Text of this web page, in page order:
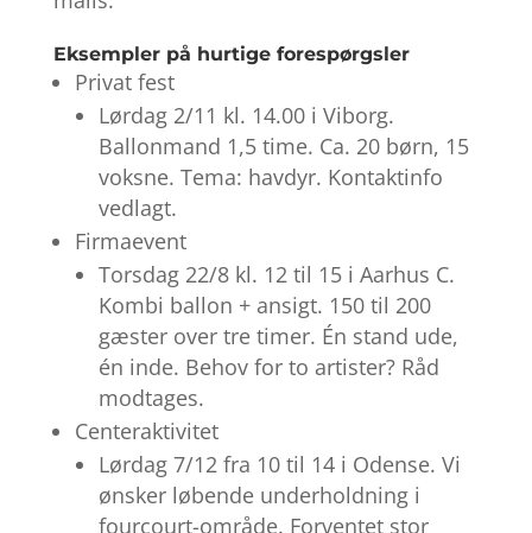
Eksempler på hurtige forespørgsler
Privat fest
Lørdag 2/11 kl. 14.00 i Viborg.
Ballonmand 1,5 time. Ca. 20 børn, 15
voksne. Tema: havdyr. Kontaktinfo
vedlagt.
Firmaevent
Torsdag 22/8 kl. 12 til 15 i Aarhus C.
Kombi ballon + ansigt. 150 til 200
gæster over tre timer. Én stand ude,
én inde. Behov for to artister? Råd
modtages.
Centeraktivitet
Lørdag 7/12 fra 10 til 14 i Odense. Vi
ønsker løbende underholdning i
fourcourt-område. Forventet stor